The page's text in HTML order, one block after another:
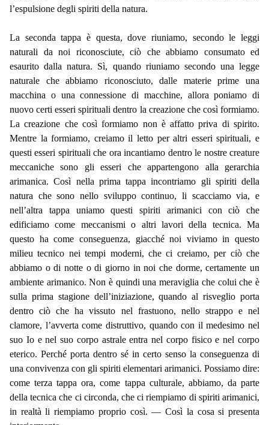
l’espulsione degli spiriti della natura.
La seconda tappa è questa, dove riuniamo, secondo le leggi
naturali da noi riconosciute, ciò che abbiamo consumato ed
esaurito dalla natura. Sì, quando riuniamo secondo una legge
naturale che abbiamo riconosciuto, dalle materie prime una
macchina o una connessione di macchine, allora poniamo di
nuovo certi esseri spirituali dentro la creazione che così formiamo.
La creazione che così formiamo non è affatto priva di spirito.
Mentre la formiamo, creiamo il letto per altri esseri spirituali, e
questi esseri spirituali che ora incantiamo dentro le nostre creature
meccaniche sono gli esseri che appartengono alla gerarchia
arimanica. Così nella prima tappa incontriamo gli spiriti della
natura che sono nello sviluppo continuo, li scacciamo via, e
nell’altra tappa uniamo questi spiriti arimanici con ciò che
edificiamo come meccanismi o altri lavori della tecnica. Ma
questo ha come conseguenza, giacché noi viviamo in questo
milieu tecnico nei tempi moderni, che ci creiamo, per ciò che
abbiamo o di notte o di giorno in noi che dorme, certamente un
ambiente arimanico. Non è quindi una meraviglia che colui che è
sulla prima stagione dell’iniziazione, quando al risveglio porta
dentro ciò che ha vissuto nel frastuono, nello strappo e nel
clamore, l’avverta come distruttivo, quando con il medesimo nel
suo Io e nel suo corpo astrale entra nel corpo fisico e nel corpo
eterico. Perché porta dentro sé in certo senso la conseguenza di
una convivenza con gli spiriti elementari arimanici. Possiamo dire:
come terza tappa ora, come tappa culturale, abbiamo, da parte
della tecnica che ci circonda, che ci riempiamo di spiriti arimanici,
in realtà li riempiamo proprio così. — Così la cosa si presenta